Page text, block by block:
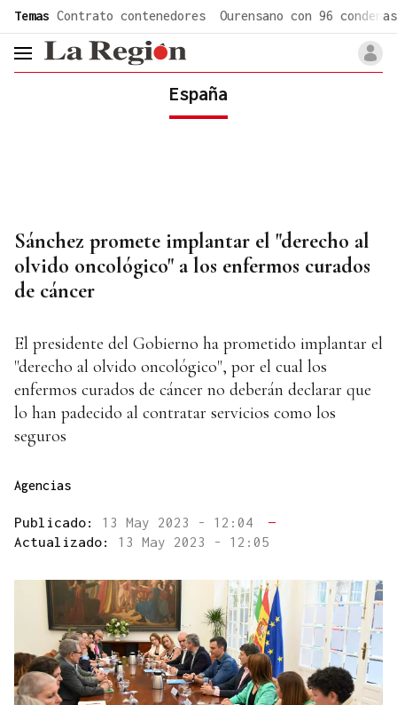
Temas Contrato contenedores Ourensano con 96 condenas
header.menu.open
España
Sánchez promete implantar el "derecho al
olvido oncológico" a los enfermos curados
de cáncer
El presidente del Gobierno ha prometido implantar el
"derecho al olvido oncológico", por el cual los
enfermos curados de cáncer no deberán declarar que
lo han padecido al contratar servicios como los
seguros
Agencias
Publicado: 13 May 2023 - 12:04
—
Actualizado: 13 May 2023 - 12:05